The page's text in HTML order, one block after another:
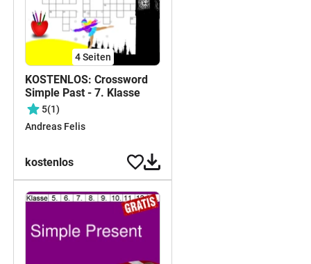
4Seiten
KOSTENLOS: Crossword
Simple Past - 7. Klasse
5(1)
Andreas Felis
kostenlos